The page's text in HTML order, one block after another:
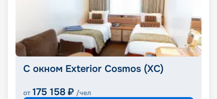
С окном Exterior Cosmos (XС)
от 175 158 ₽ /чел